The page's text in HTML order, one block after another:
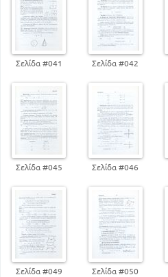
Σελίδα #041 Σελίδα #042
Σελίδα #045 Σελίδα #046
Σελίδα #049 Σελίδα #050